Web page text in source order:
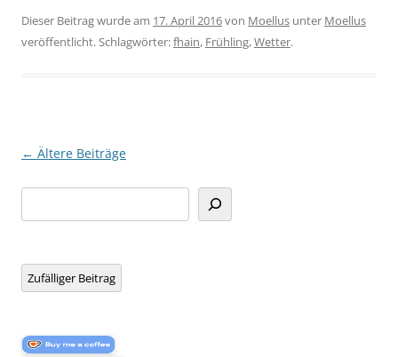
Dieser Beitrag wurde am 17. April 2016von Moellus unter Moellus
veröffentlicht. Schlagwörter:fhain, Frühling,Wetter.
Beitragsnavigation
← Ältere Beiträge
Zufälliger Beitrag